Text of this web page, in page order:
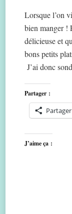
Lorsque l’on
bien manger !
délicieuse et
bons petits
J’ai donc
Partager :
Partager
J’aime ça :